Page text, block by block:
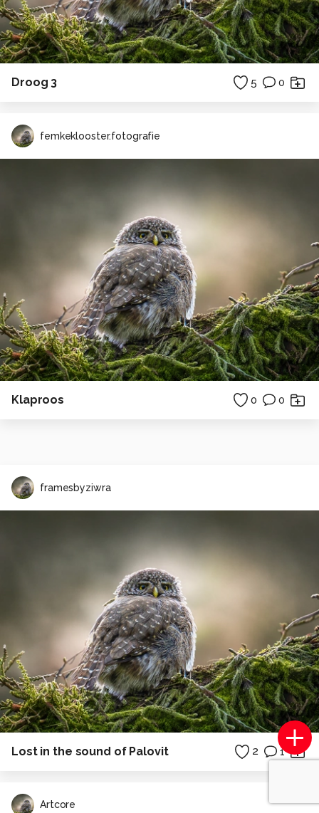
Droog 3 5 0
femkeklooster.fotografie
Klaproos 0 0
framesbyziwra
Lost in the sound of Palovit 2 1
Artcore